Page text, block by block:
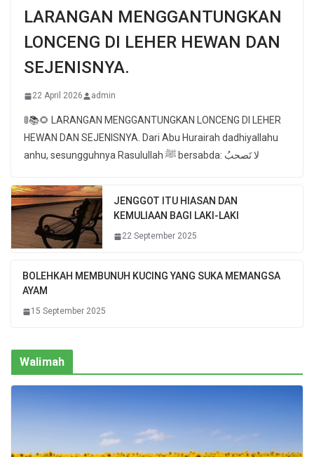
LARANGAN MENGGANTUNGKAN
LONCENG DI LEHER HEWAN DAN
SEJENISNYA.
22 April 2026 admin
🚦📚🌻 LARANGAN MENGGANTUNGKAN LONCENG DI LEHER
HEWAN DAN SEJENISNYA. Dari Abu Hurairah dadhiyallahu
anhu, sesungguhnya Rasulullah ﷺ bersabda: لا تَصحبُ
JENGGOT ITU HIASAN DAN
KEMULIAAN BAGI LAKI-LAKI
22 September 2025
BOLEHKAH MEMBUNUH KUCING YANG SUKA MEMANGSA
AYAM
15 September 2025
Walimah